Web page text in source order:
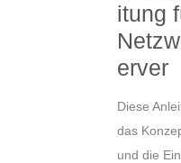
itung
erver
Diese
das
und die